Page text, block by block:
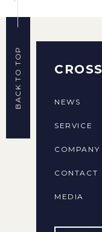
BACK TO TOP NEWS
SERVICE
COMPANY
CONTACT
MEDIA